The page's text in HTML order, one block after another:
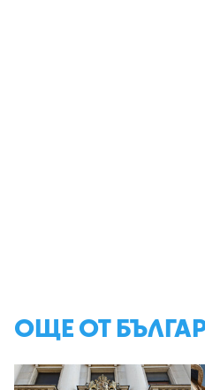
ОЩЕ ОТ